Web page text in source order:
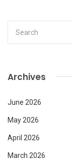
Archives
June 2026
May 2026
April 2026
March 2026